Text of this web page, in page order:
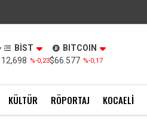
BİST
12,698 %-0,23
BITCOIN
$66.577 %-0,17
KÜLTÜR RÖPORTAJ KOCAELI